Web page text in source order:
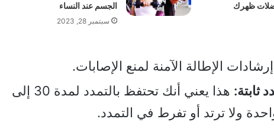
ظهرك الجسم عند النساء
سبتمبر 28, 2023
إرشادات الإطالة الآمنة لمنع الإصابات.
ثابتة:
هذا يعني أنك تحتفظ بالتمدد لمدة 30 إلى